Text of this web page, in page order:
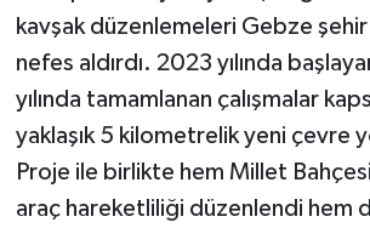
kavşak düzenlemeleri Gebze
nefes aldırdı. 2023 yılında
yılında tamamlanan çalışmalar
yaklaşık 5 kilometrelik yeni çevre
Proje ile birlikte hem Millet
araç hareketliliği düzenlendi hem